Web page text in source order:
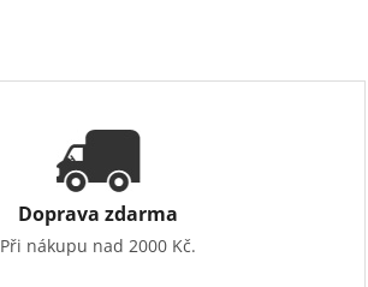
d
p
r
v
y
Doprava zdarma
Při nákupu nad 2000 Kč.